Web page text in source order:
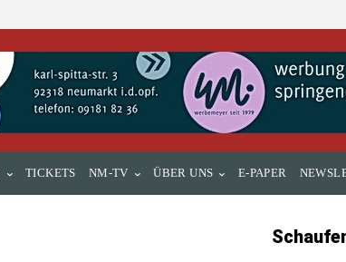
TICKETS NM-TV ÜBER UNS E-PAPER